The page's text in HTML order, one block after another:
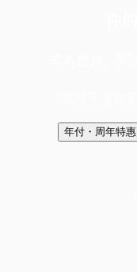
年付・周年特惠